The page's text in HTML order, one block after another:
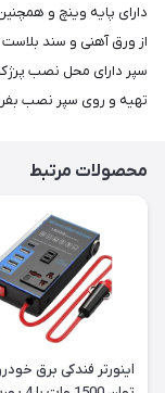
دارای پایه وینچ و
از ورق آهنی و سند بلاست
سپر دارای محل نصب
تهیه و روی سپر نصب
محصولات مرتبط